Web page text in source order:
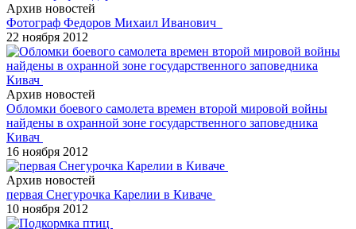
Архив новостей
Фотограф Федоров Михаил Иванович
22 ноября 2012
Архив новостей
Обломки боевого самолета времен второй мировой войны
найдены в охранной зоне государственного заповедника
Кивач
16 ноября 2012
Архив новостей
первая Снегурочка Карелии в Киваче
10 ноября 2012